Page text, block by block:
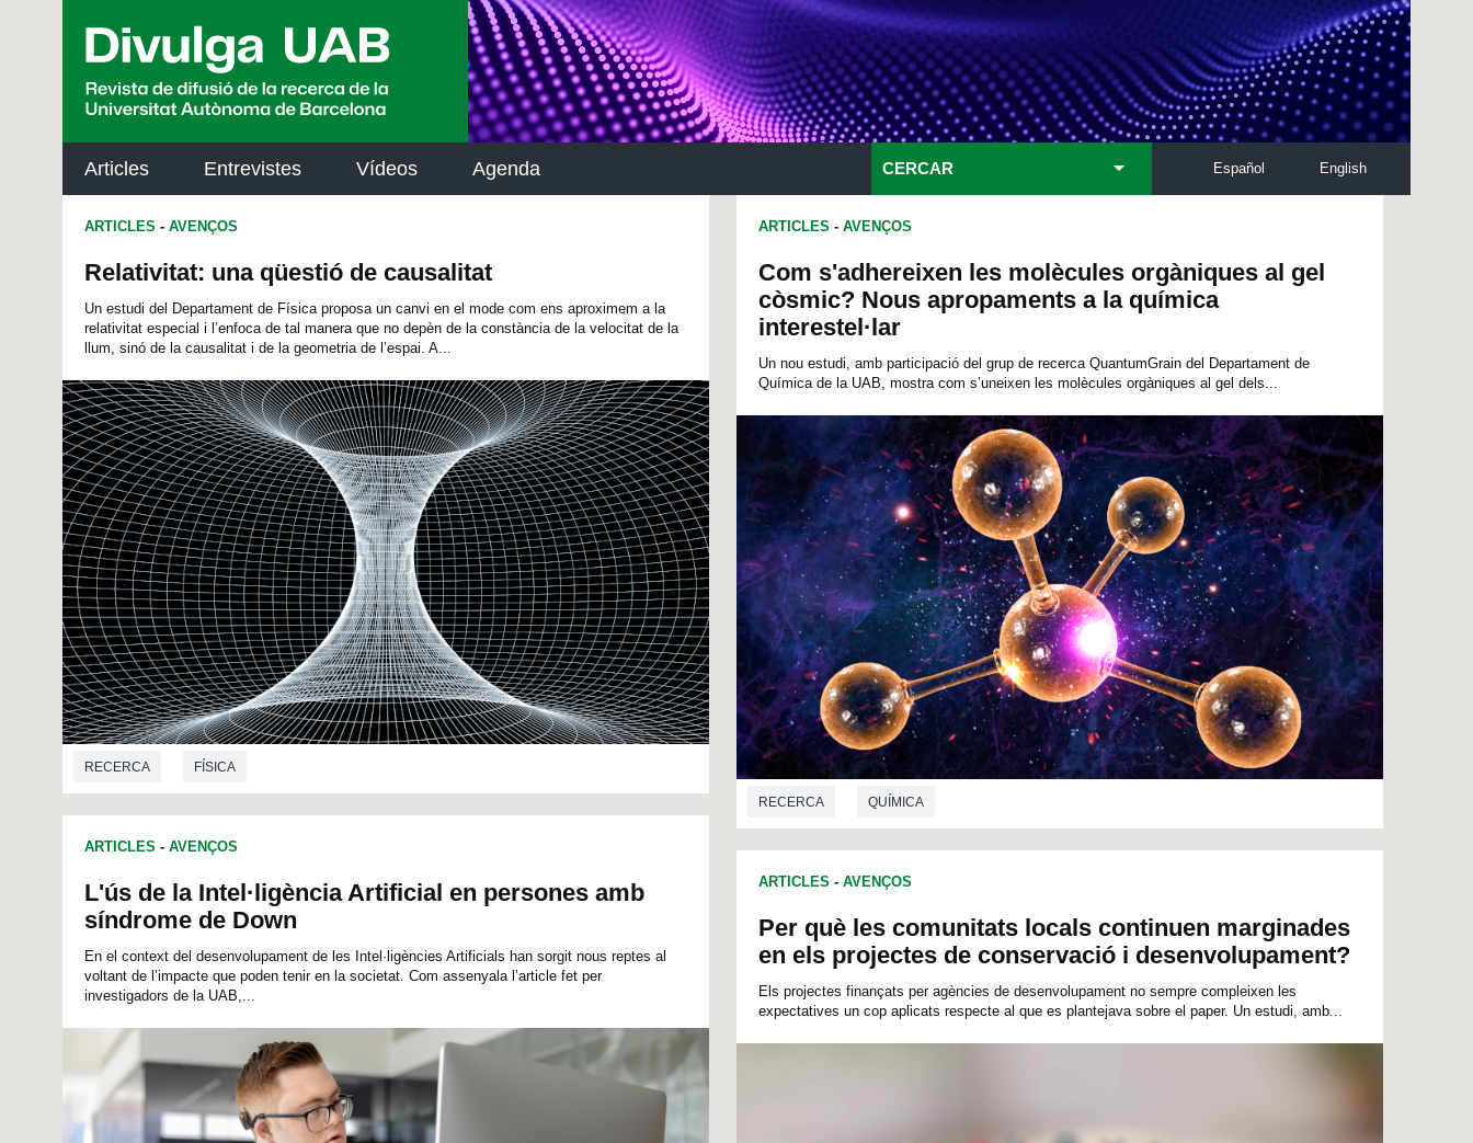
Articles Entrevistes Vídeos Agenda English
Español
CERCAR
ARTICLES - AVENÇOS
Relativitat: una qüestió de causalitat
Un estudi del Departament de Física proposa un canvi en el mode com ens aproximem a la
relativitat especial i l’enfoca de tal manera que no depèn de la constància de la velocitat de la
llum, sinó de la causalitat i de la geometria de l’espai. A...
RECERCA FÍSICA
ARTICLES - AVENÇOS
L'ús de la Intel·ligència Artificial en persones amb
síndrome de Down
En el context del desenvolupament de les Intel·ligències Artificials han sorgit nous reptes al
voltant de l’impacte que poden tenir en la societat. Com assenyala l’article fet per
investigadors de la UAB,...
ARTICLES - AVENÇOS
Com s'adhereixen les molècules orgàniques al gel
còsmic? Nous apropaments a la química
interestel·lar
Un nou estudi, amb participació del grup de recerca QuantumGrain del Departament de
Química de la UAB, mostra com s’uneixen les molècules orgàniques al gel dels...
RECERCA QUÍMICA
ARTICLES - AVENÇOS
Per què les comunitats locals continuen marginades
en els projectes de conservació i desenvolupament?
Els projectes finançats per agències de desenvolupament no sempre compleixen les
expectatives un cop aplicats respecte al que es plantejava sobre el paper. Un estudi, amb...